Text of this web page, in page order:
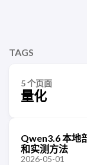
TAGS
5 个页面
量化
Qwen3.6 本地
和实测方法
2026-05-01